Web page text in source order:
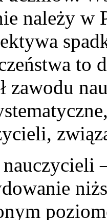
należy w
zawodu
nauczycieli